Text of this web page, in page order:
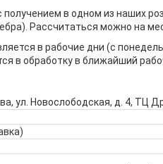
в одном из наших
Рассчитаться можно на
в рабочие дни (с
в обработку в ближайший
ул. Новослободская, д. 4, ТЦ